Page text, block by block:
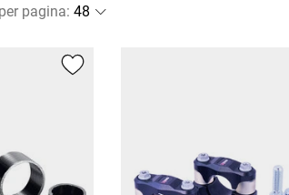
per pagina: